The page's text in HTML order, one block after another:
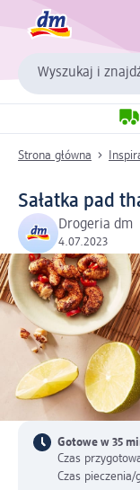
Wyszukaj i
Strona główna
Sałatka pad
Drogeria dm
4.07.2023
Gotowe w 35
Czas
Czas